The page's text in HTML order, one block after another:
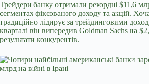
Трейдери банку отримали рекордні $11,6
сегментах фіксованого доходу та акцій.
традиційно лідирує за трейдинговими
кварталі він випередив Goldman Sachs на
результати конкурентів.